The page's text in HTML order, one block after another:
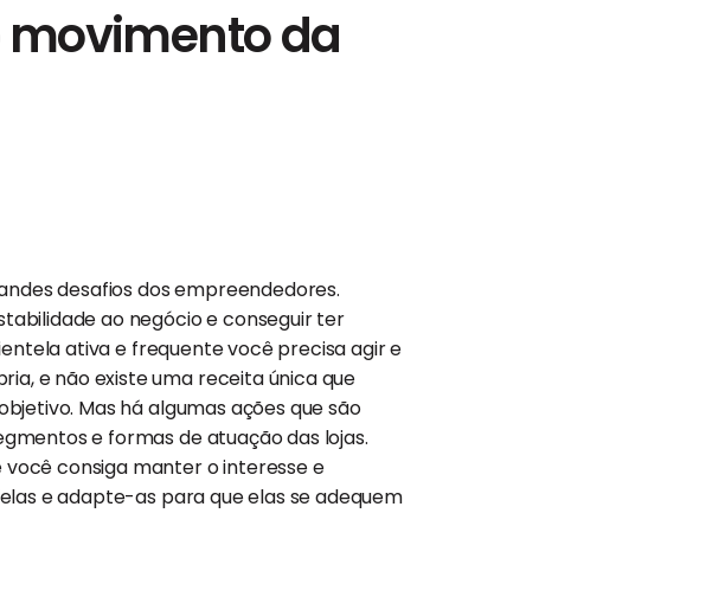
da
desafios dos empreendedores.
ao negócio e conseguir ter
ativa e frequente você precisa agir e
e não existe uma receita única que
Mas há algumas ações que são
e formas de atuação das lojas.
consiga manter o interesse e
e adapte-as para que elas se adequem